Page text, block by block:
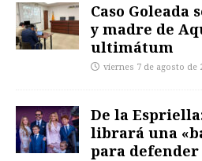
Caso
y madre de
ultimátum
viernes 7 de agosto de
De la
librará una
para